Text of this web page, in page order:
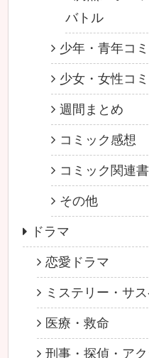
バトル
少年・青年コ
少女・女性コ
週間まとめ
コミック感想
コミック関連
その他
ドラマ
恋愛ドラマ
ミステリー・サ
医療・救命
刑事・探偵・ア